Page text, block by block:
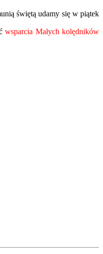
świętą udamy się w piątek
wsparcia Małych kolędników